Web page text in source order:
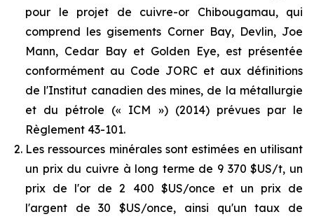
pour le projet de cuivre-or Chibougamau, qui
comprend les gisements Corner Bay, Devlin, Joe
Mann, Cedar Bay et Golden Eye, est présentée
conformément au Code JORC et aux définitions
de l'Institut canadien des mines, de la métallurgie
et du pétrole (« ICM ») (2014) prévues par le
Règlement 43-101.
Les ressources minérales sont estimées en utilisant
un prix du cuivre à long terme de 9 370 $US/t, un
prix de l'or de 2 400 $US/once et un prix de
l'argent de 30 $US/once, ainsi qu'un taux de